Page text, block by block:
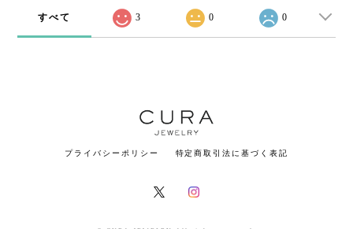
すべて 3 0 0
プライバシーポリシー 特定商取引法に基づく表記